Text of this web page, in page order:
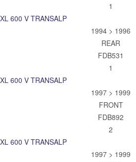
1
XL 600 V TRANSALP
1994 > 1996
REAR
FDB531
1
XL 600 V TRANSALP
1997 > 1999
FRONT
FDB892
2
XL 600 V TRANSALP
1997 > 1999